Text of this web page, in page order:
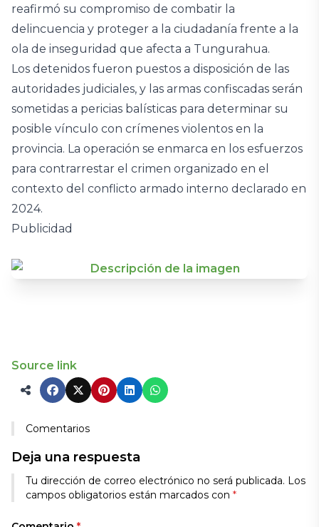
reafirmó su compromiso de combatir la
delincuencia y proteger a la ciudadanía frente a la
ola de inseguridad que afecta a Tungurahua.
Los detenidos fueron puestos a disposición de las
autoridades judiciales, y las armas confiscadas serán
sometidas a pericias balísticas para determinar su
posible vínculo con crímenes violentos en la
provincia. La operación se enmarca en los esfuerzos
para contrarrestar el crimen organizado en el
contexto del conflicto armado interno declarado en
2024.
Publicidad
Source link
Comentarios
Deja una respuesta
Tu dirección de correo electrónico no será publicada. Los
campos obligatorios están marcados con *